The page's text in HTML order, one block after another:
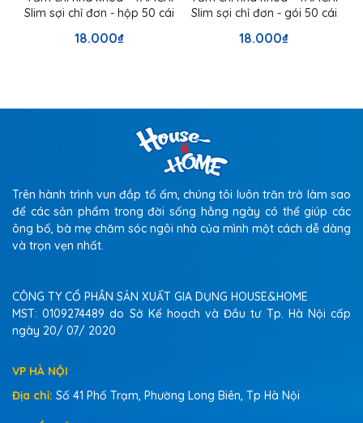
Slim sợi chỉ đơn - hộp 50 cái
18.000₫
Slim sợi chỉ đơn - gói 50 cái
18.000₫
Trên hành trình vun đắp tổ ấm, chúng tôi luôn trăn trở làm sao
để các sản phẩm trong đời sống hằng ngày có thể giúp các
ông bố, bà mẹ chăm sóc ngôi nhà của mình một cách dễ dàng
và trọn vẹn nhất.
CÔNG TY CỔ PHẦN SẢN XUẤT GIA DỤNG HOUSE&HOME
MST: 0109274489 do Sở Kế hoạch và Đầu tư Tp. Hà Nội cấp
ngày 20/ 07/ 2020
VP HÀ NỘI
Địa chỉ: Số 41 Phố Trạm, Phường Long Biên, Tp Hà Nội